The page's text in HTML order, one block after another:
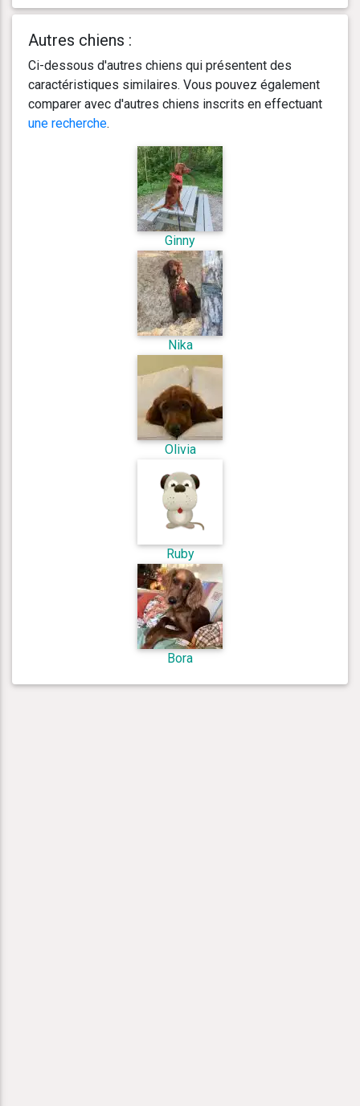
Autres chiens :
Ci-dessous d'autres chiens qui présentent des
caractéristiques similaires. Vous pouvez également
comparer avec d'autres chiens inscrits en effectuant
une recherche.
Ginny
Nika
Olivia
Ruby
Bora